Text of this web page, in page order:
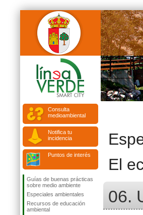
Consulta
medioambiental
Notifica tu
incidencia
Puntos de interés
Guías de buenas prácticas
sobre medio ambiente
Especiales ambientales
Recursos de educación
ambiental
El
06.